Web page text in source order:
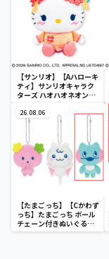
【サンリオ】【Aハローキ
ティ】サンリオキャラク
ターズ ハオハオネオンタ
26.08.06
【たまごっち】【Cかわず
っち】たまごっち ボール
チェーン付きぬいぐるみ
～Tamagotchi